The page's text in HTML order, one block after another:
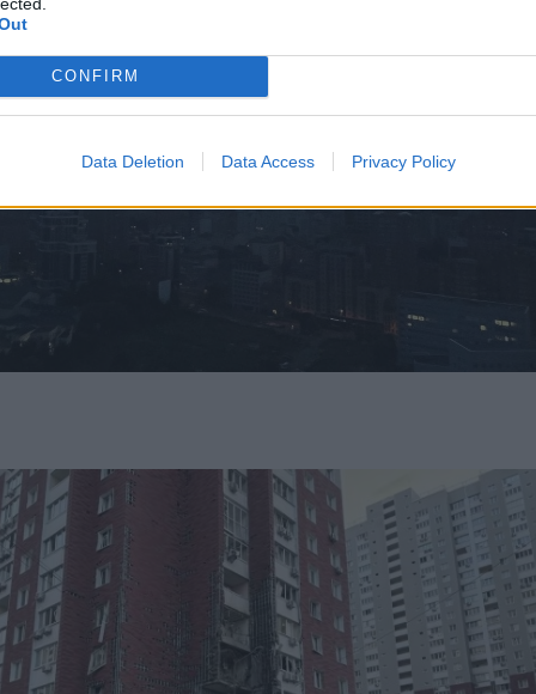
CONFIRM
Data Deletion Data Access Privacy Policy